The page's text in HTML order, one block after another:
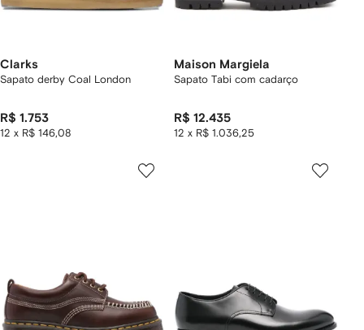
Clarks
Sapato derby Coal London
R$ 1.753
12 x R$ 146,08
Maison Margiela
Sapato Tabi com cadarço
R$ 12.435
12 x R$ 1.036,25